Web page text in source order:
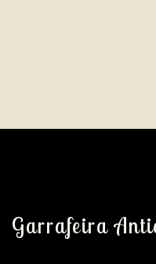
Garrafeira